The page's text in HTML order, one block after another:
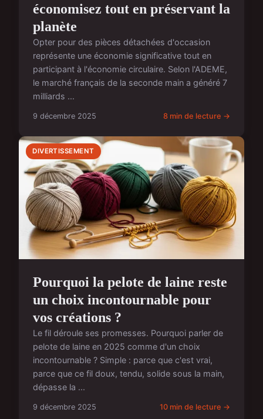
économisez tout en préservant la
planète
Opter pour des pièces détachées d'occasion
représente une économie significative tout en
participant à l'économie circulaire. Selon l'ADEME,
le marché français de la seconde main a généré 7
milliards ...
9 décembre 2025 8 min de lecture →
DIVERTISSEMENT
Pourquoi la pelote de laine reste
un choix incontournable pour
vos créations ?
Le fil déroule ses promesses. Pourquoi parler de
pelote de laine en 2025 comme d'un choix
incontournable ? Simple : parce que c'est vrai,
parce que ce fil doux, tendu, solide sous la main,
dépasse la ...
9 décembre 2025 10 min de lecture →